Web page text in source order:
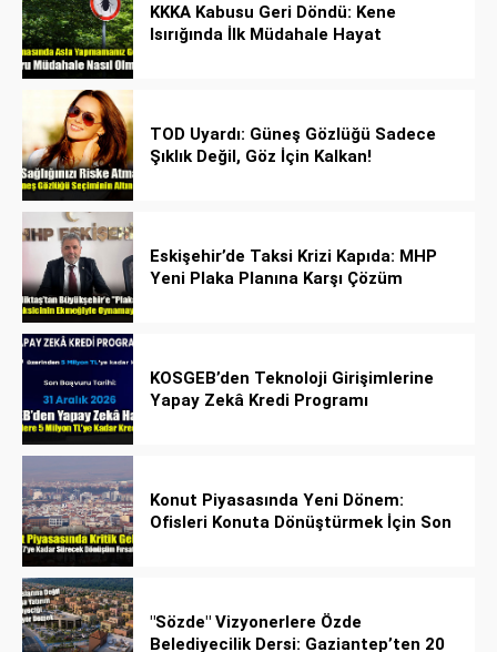
KKKA Kabusu Geri Döndü: Kene
Isırığında İlk Müdahale Hayat
TOD Uyardı: Güneş Gözlüğü Sadece
Şıklık Değil, Göz İçin Kalkan!
Eskişehir’de Taksi Krizi Kapıda: MHP
Yeni Plaka Planına Karşı Çözüm
KOSGEB’den Teknoloji Girişimlerine
Yapay Zekâ Kredi Programı
Konut Piyasasında Yeni Dönem:
Ofisleri Konuta Dönüştürmek İçin Son
"Sözde" Vizyonerlere Özde
Belediyecilik Dersi: Gaziantep’ten 20